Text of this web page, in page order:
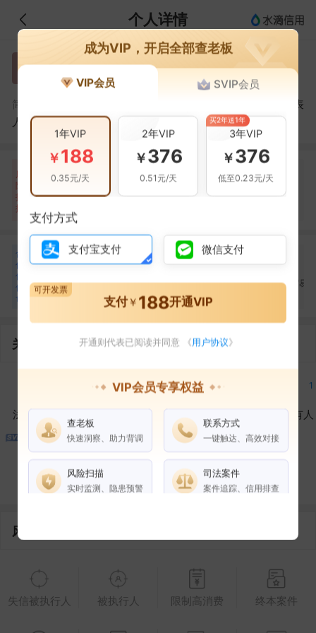
个人详情
贺 贺保国
简介：
贺保国，潢川县第二粮油贸易有限责任公司的法定代表
人
风
险
扫
描
暂无风险
合
作
伙
伴
16
樊 樊锐
合作1次
潢川县粮贸建筑工程有
限责任公司
姜 姜万国
河南黄淮粮油集团有限
公司
潢川县第二粮油贸易有
关联企业
法定代表人
1 1
作为受益所有人
控制企业
1
所属集团 合作伙伴
风险信息
失信被执行人 被执行人 限制高消费 终本案件
成为VIP，开启全部查老板
VIP会员 SVIP会员
1年VIP
￥188
0.35元/天
2年VIP
￥376
0.51元/天
3年VIP
￥376
低至0.23元/天
买2年送1年
支付方式
支付宝支付 微信支付
支付￥ 188开通VIP
可开发票
开通则代表已阅读并同意 《用户协议》
VIP会员专享权益
查老板
快速洞察、助力背调
联系方式
一键触达、高效对接
风险扫描
实时监测、隐患预警
司法案件
案件追踪、信用排查
权益说明 VIP会员 SVIP会员